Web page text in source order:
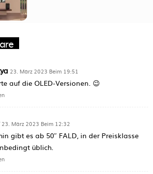
23. März 2023 Beim 19:51
auf die OLED-Versionen. 😉
23. März 2023 Beim 12:32
gibt es ab 50″ FALD, in der Preisklasse
üblich.